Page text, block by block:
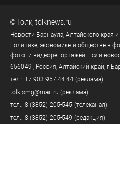
©Толк tolknews.ru
Новости Барнаула, Алтайского края
политике, экономике и обществе в
фото- и видеорепортажей. Если
656049
, Россия, Алтайский край, г.
тел.: +7 903 957 44-44 (реклама)
tolk.smg@mail.ru (реклама)
тел.: 8 (3852) 205-545 (телеканал)
тел.: 8 (3852) 205-549 (редакция)